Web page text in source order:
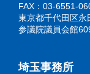
FAX：03-6551-
東京都千代田区永
参議院議員会館
埼玉事務所